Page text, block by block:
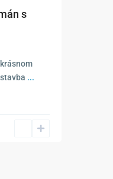
s
...